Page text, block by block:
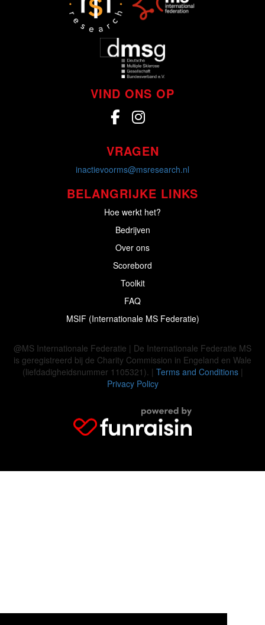
VIND ONS OP
VRAGEN
inactievoorms@msresearch.nl
BELANGRIJKE LINKS
Hoe werkt het?
Bedrijven
Over ons
Scorebord
Toolkit
FAQ
MSIF (Internationale MS Federatie)
@MS Internationale Federatie | De Internationale Federatie MS
is geregistreerd bij de Charity Commission in Engeland en Wale
(liefdadigheidsnummer 1105321). | Terms and Conditions|
Privacy Policy